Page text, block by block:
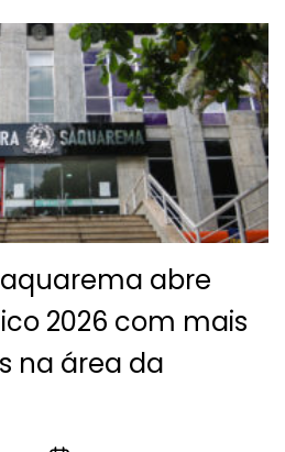
abre
2026 com mais
na área da